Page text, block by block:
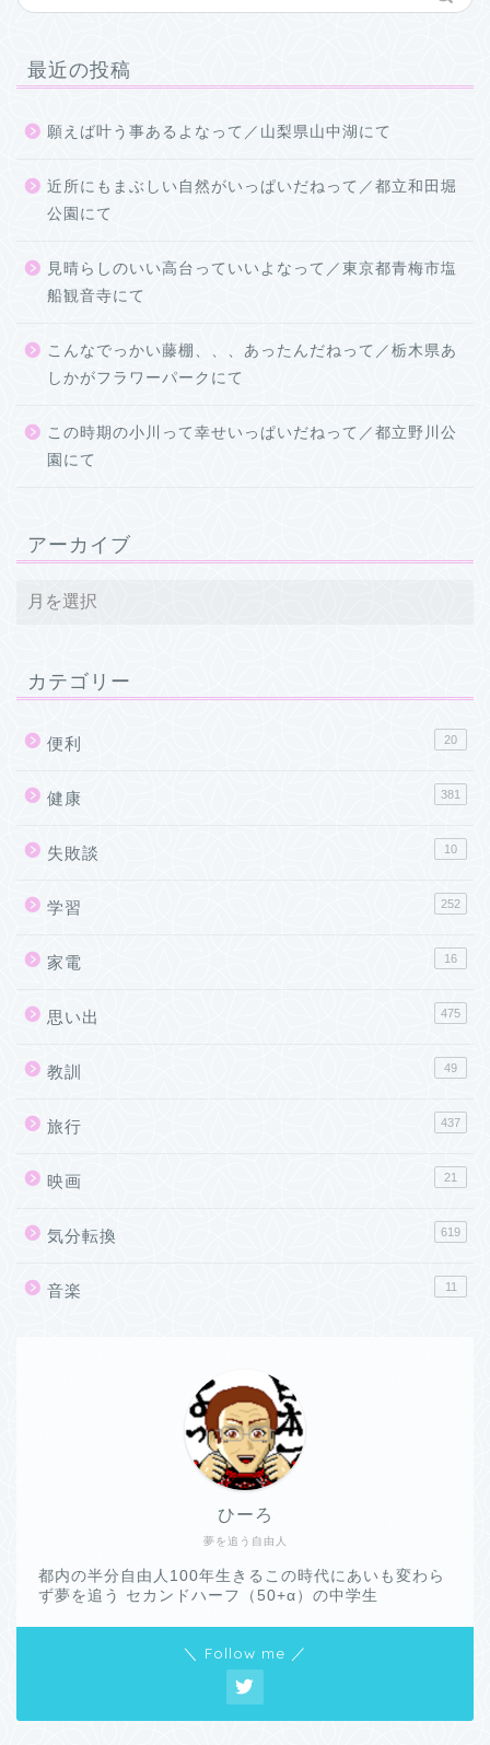
最近の投稿
願えば叶う事あるよなって／山梨県山中湖にて
近所にもまぶしい自然がいっぱいだねって／都立和田堀
公園にて
見晴らしのいい高台っていいよなって／東京都青梅市塩
船観音寺にて
こんなでっかい藤棚、、、あったんだねって／栃木県あ
しかがフラワーパークにて
この時期の小川って幸せいっぱいだねって／都立野川公
園にて
アーカイブ
カテゴリー
便利 20
健康 381
失敗談 10
学習 252
家電 16
思い出 475
教訓 49
旅行 437
映画 21
気分転換 619
音楽 11
夢を追う自由人
ひーろ
都内の半分自由人100年生きるこの時代にあいも変わら
ず夢を追う セカンドハーフ（50+α）の中学生
＼ Follow me ／